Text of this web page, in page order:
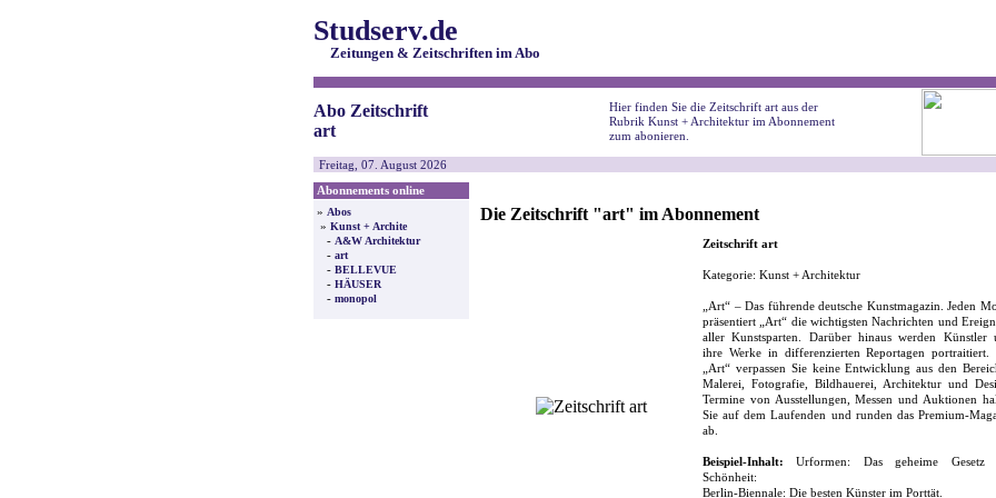
Studserv.de
Zeitungen & Zeitschriften im Abo
Abo Zeitschrift
art
Hier finden Sie die Zeitschrift art aus der
Rubrik Kunst + Architektur im Abonnement
zum abonieren.
Freitag, 07. August 2026
Abonnements online
» Abos
» Kunst + Archite
- A&W Architektur
- art
- BELLEVUE
- HÄUSER
- monopol
Die Zeitschrift "art" im Abonnement
Zeitschrift art
Kategorie: Kunst + Architektur
„Art“ – Das führende deutsche Kunstmagazin. Jeden
präsentiert „Art“ die wichtigsten Nachrichten und
aller Kunstsparten. Darüber hinaus werden Künstler
ihre Werke in differenzierten Reportagen portraitiert.
„Art“ verpassen Sie keine Entwicklung aus den
Malerei, Fotografie, Bildhauerei, Architektur und
Termine von Ausstellungen, Messen und Auktionen
Sie auf dem Laufenden und runden das Premium-
ab.
Beispiel-Inhalt: Urformen: Das geheime Gesetz
Schönheit:
Berlin-Biennale: Die besten Künster im Porttät.